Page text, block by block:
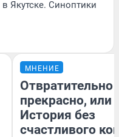
Якутске. Синоптики
МНЕНИЕ
Отвратительно
прекрасно, или
История без
счастливого